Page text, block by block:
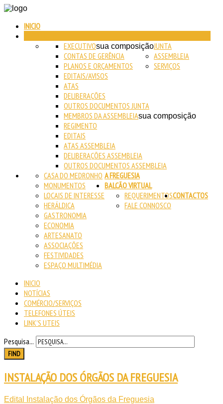
INICIO
JUNTA
EXECUTIVOsua composição
CONTAS DE GERÊNCIA
PLANOS E ORÇAMENTOS
EDITAIS/AVISOS
ATAS
DELIBERAÇÕES
OUTROS DOCUMENTOS JUNTA
ASSEMBLEIA
MEMBROS DA ASSEMBLEIAsua composição
REGIMENTO
EDITAIS
ATAS ASSEMBLEIA
DELIBERAÇÕES ASSEMBLEIA
OUTROS DOCUMENTOS ASSEMBLEIA
SERVIÇOS
A FREGUESIA
CASA DO MEDRONHO
MONUMENTOS
LOCAIS DE INTERESSE
HERÁLDICA
GASTRONOMIA
ECONOMIA
ARTESANATO
ASSOCIAÇÕES
FESTIVIDADES
ESPAÇO MULTIMÉDIA
BALCÃO VIRTUAL
REQUERIMENTOS
FALE CONNOSCO
CONTACTOS
INICIO
NOTÍCIAS
COMÉRCIO/SERVIÇOS
TELEFONES ÚTEIS
LINK'S UTEIS
Pesquisa...
FIND
INSTALAÇÃO DOS ÓRGÃOS DA FREGUESIA
Edital Instalação dos Órgãos da Freguesia